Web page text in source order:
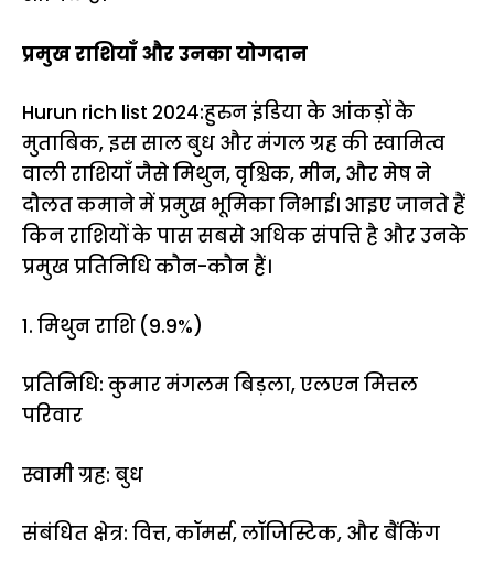
प्रमुख राशियाँ और उनका योगदान
Hurun rich list 2024:हुरुन इंडिया के आंकड़ों के
मुताबिक, इस साल बुध और मंगल ग्रह की स्वामित्व
वाली राशियाँ जैसे मिथुन, वृश्चिक, मीन, और मेष ने
दौलत कमाने में प्रमुख भूमिका निभाई। आइए जानते हैं
किन राशियों के पास सबसे अधिक संपत्ति है और उनके
प्रमुख प्रतिनिधि कौन-कौन हैं।
1. मिथुन राशि (9.9%)
प्रतिनिधि: कुमार मंगलम बिड़ला, एलएन मित्तल
परिवार
स्वामी ग्रह: बुध
संबंधित क्षेत्र: वित्त, कॉमर्स, लॉजिस्टिक, और बैंकिंग